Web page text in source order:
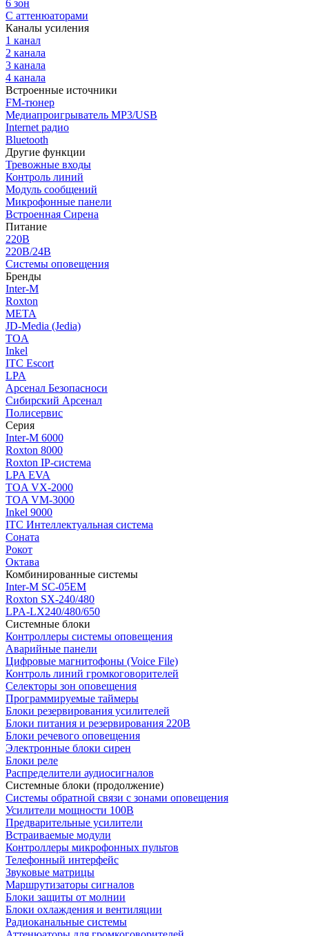
6 зон
С аттенюаторами
Каналы усиления
1 канал
2 канала
3 канала
4 канала
Встроенные источники
FM-тюнер
Медиапроигрыватель MP3/USB
Internet радио
Bluetooth
Другие функции
Тревожные входы
Контроль линий
Модуль сообщений
Микрофонные панели
Встроенная Сирена
Питание
220В
220В/24В
Системы оповещения
Бренды
Inter-M
Roxton
МЕТА
JD-Media (Jedia)
TOA
Inkel
ITC Escort
LPA
Арсенал Безопасноси
Сибирский Арсенал
Полисервис
Серия
Inter-M 6000
Roxton 8000
Roxton IP-система
LPA EVA
TOA VX-2000
TOA VM-3000
Inkel 9000
ITC Интеллектуальная система
Соната
Рокот
Октава
Комбинированные системы
Inter-M SC-05EM
Roxton SX-240/480
LPA-LX240/480/650
Системные блоки
Контроллеры системы оповещения
Аварийные панели
Цифровые магнитофоны (Voice File)
Контроль линий громкоговорителей
Селекторы зон оповещения
Программируемые таймеры
Блоки резервирования усилителей
Блоки питания и резервирования 220В
Блоки речевого оповещения
Электронные блоки сирен
Блоки реле
Распределители аудиосигналов
Системные блоки (продолжение)
Системы обратной связи с зонами оповещения
Усилители мощности 100В
Предварительные усилители
Встраиваемые модули
Контроллеры микрофонных пультов
Телефонный интерфейс
Звуковые матрицы
Маршрутизаторы сигналов
Блоки защиты от молнии
Блоки охлаждения и вентиляции
Радиоканальные системы